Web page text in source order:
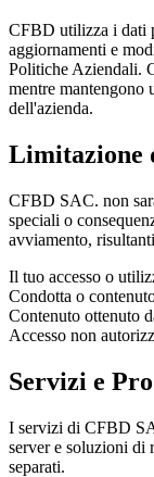
CFBD utilizza i dati
aggiornamenti e
Politiche Aziendali.
mentre mantengono
dell'azienda.
Limitazione
CFBD SAC. non
speciali o
avviamento,
Il tuo accesso o
Condotta o
Contenuto ottenuto
Accesso non
Servizi e
I servizi di CFBD
server e soluzioni di
separati.